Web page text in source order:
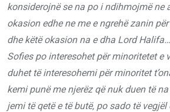
konsiderojnë se na po i ndihmojmë ne
okasion edhe ne me e ngrehë zanin
dhe këtë okasion na e dha Lord
Sofies po interesohet për minoritetet e
duhet të interesohemi për minoritet
kemi punë me njerëz që nuk duen të
jemi të qetë e të butë, po sado të vegjël